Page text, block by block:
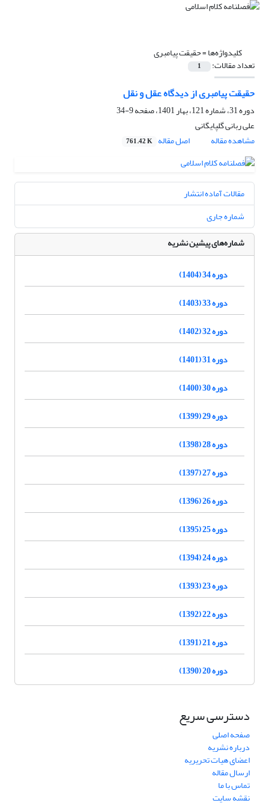
کلیدواژه‌ها =حقیقت پیامبری
تعداد مقالات: 1
حقیقت پیامبری از دیدگاه عقل و نقل
دوره 31، شماره 121، بهار 1401، صفحه
9-34
علی ربانی گلپایگانی
مشاهده مقاله
اصل مقاله 761.42 K
مقالات آماده انتشار
شماره جاری
شماره‌های پیشین نشریه
دوره 34 (1404)
دوره 33 (1403)
دوره 32 (1402)
دوره 31 (1401)
دوره 30 (1400)
دوره 29 (1399)
دوره 28 (1398)
دوره 27 (1397)
دوره 26 (1396)
دوره 25 (1395)
دوره 24 (1394)
دوره 23 (1393)
دوره 22 (1392)
دوره 21 (1391)
دوره 20 (1390)
دسترسی سریع
صفحه اصلی
درباره نشریه
اعضای هیات تحریریه
ارسال مقاله
تماس با ما
نقشه سایت